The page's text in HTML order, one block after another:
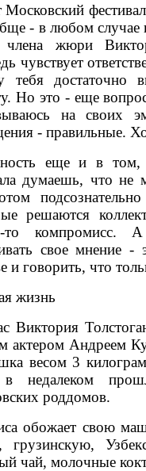
- в любом случае
члена жюри
чувствует
тебя достаточно
Но это - еще
на своих
- правильные.
еще и в том,
думаешь, что не
решаются
то компромисс.
свое мнение
и говорить, что
жизнь
Виктория
актером Андреем
весом 3
в недалеком
роддомов.
обожает свою
грузинскую,
чай, молочные